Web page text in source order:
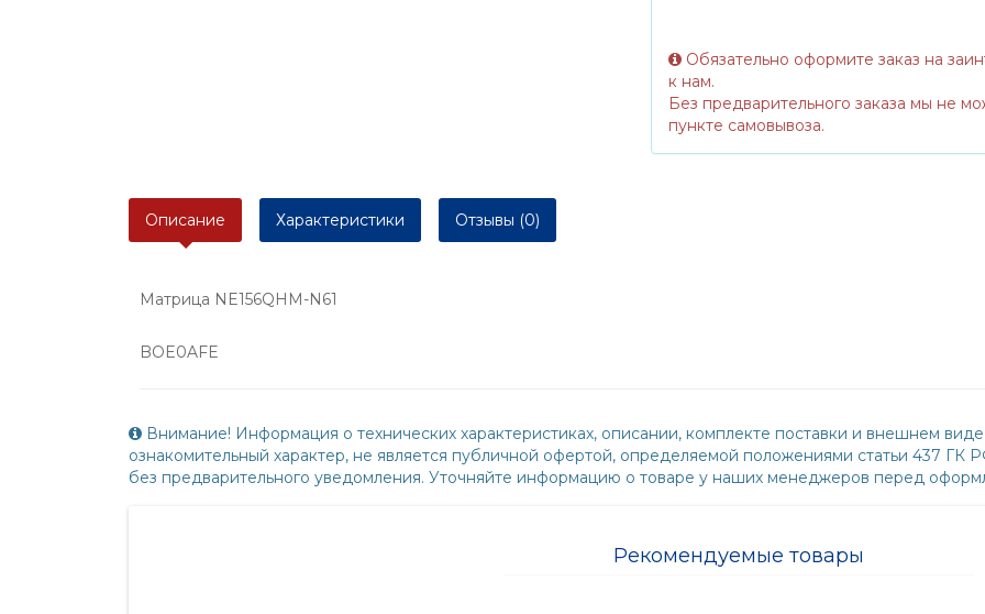
Обязательно оформите заказ на
к нам.
Без предварительного заказа мы не
пункте самовывоза.
Описание Характеристики Отзывы (0)
Матрица NE156QHM-N61
BOE0AFE
Внимание! Информация о технических характеристиках, описании, комплекте поставки и внешнем
ознакомительный характер, не является публичной офертой, определяемой положениями статьи 437
без предварительного уведомления. Уточняйте информацию о товаре у наших менеджеров перед
Рекомендуемые товары